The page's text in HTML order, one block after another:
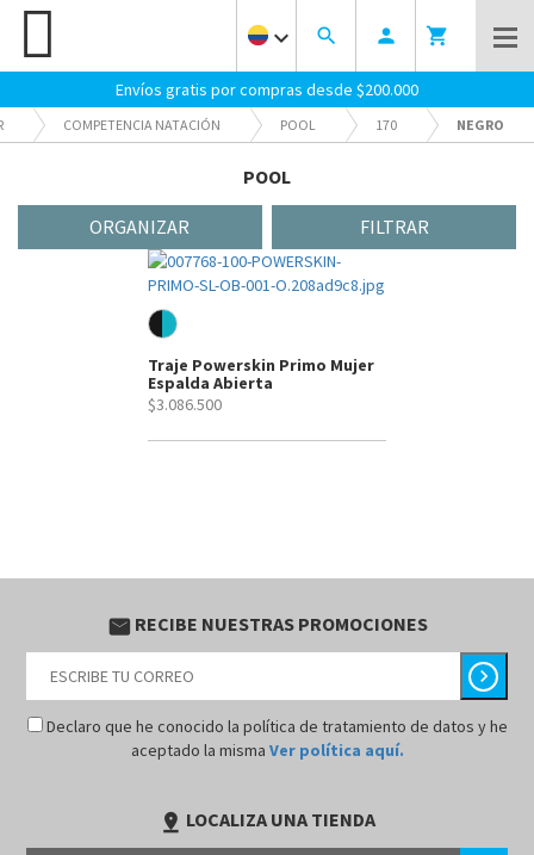
keyboard_arrow_down search person shopping_cart
Envíos gratis por compras desde $200.000
COMPETENCIA NATACIÓN POOL 170 NEGRO
POOL
FILTRAR
ORGANIZAR
Traje Powerskin Primo Mujer
Espalda Abierta
$3.086.500
email RECIBE NUESTRAS PROMOCIONES
chevron_right
Declaro que he conocido la política de tratamiento de datos y he
aceptado la misma Ver política aquí.
pin_drop LOCALIZA UNA TIENDA